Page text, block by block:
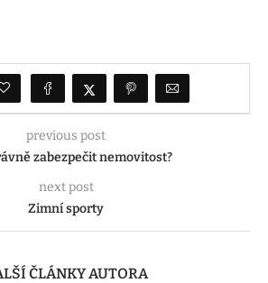
previous post
zabezpečit nemovitost?
next post
Zimní sporty
ČLÁNKY AUTORA